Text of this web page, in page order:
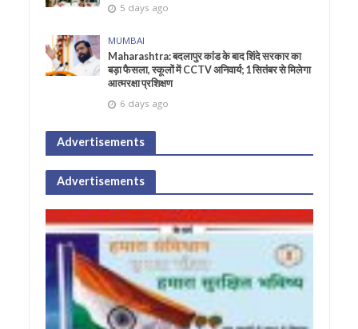
5 days ago
MUMBAI
Maharashtra: बदलापुर कांड के बाद शिंदे सरकार का
बड़ा फैसला, स्कूलों में CCTV अनिवार्य; 1 सितंबर से मिलेगा
आत्मरक्षा प्रशिक्षण
6 days ago
Advertisements
Advertisements